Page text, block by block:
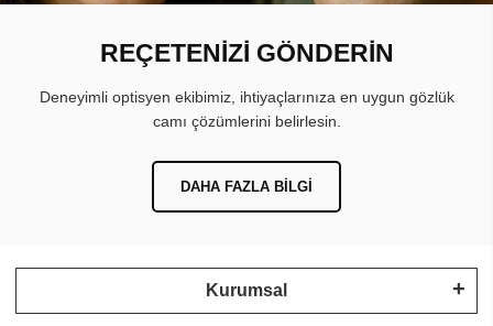
REÇETENİZİ GÖNDERİN
Deneyimli optisyen ekibimiz, ihtiyaçlarınıza en uygun gözlük
camı çözümlerini belirlesin.
DAHA FAZLA BILGI
Kurumsal